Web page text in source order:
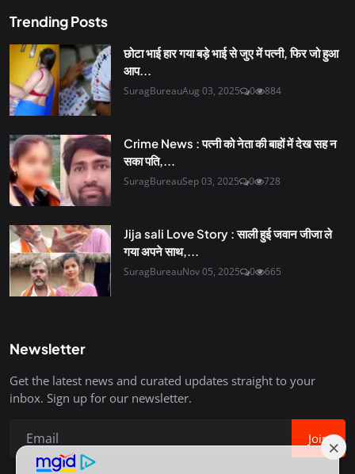
Trending Posts
छोटा भाई हार गया बड़े भाई से जुए में पत्नी, फिर जो हुआ
आप...
SuragBureauAug 03, 2025 0 884
Crime News : पत्नी को नेता की बाहों में देख सह न
सका पति,...
SuragBureauSep 03, 2025 0 728
Jija sali Love Story : साली हुई जवान जीजा ले
गया अपने साथ,...
SuragBureauNov 05, 2025 0 665
Newsletter
Get the latest news and curated updates straight to your
inbox. Sign up for our newsletter.
Join